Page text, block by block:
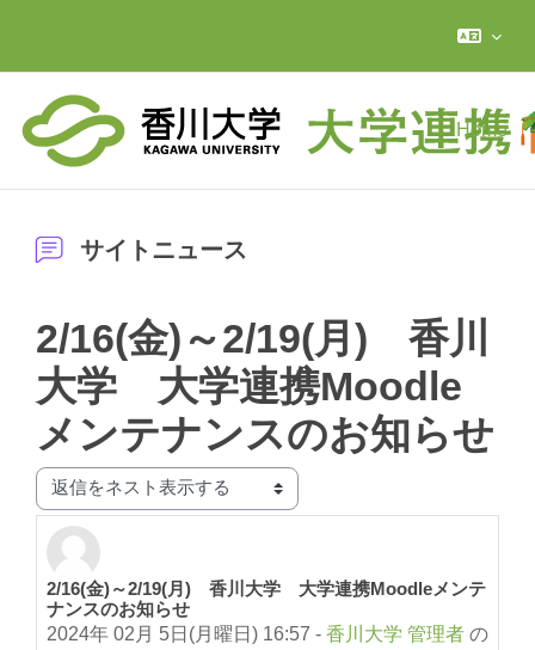
Home
サイトニュース
2/16(金)～2/19(月) 香川
大学 大学連携Moodle
メンテナンスのお知らせ
表示モード
2/16(金)～2/19(月) 香川大学 大学連携Moodleメンテ
ナンスのお知らせ
2024年 02月 5日(月曜日) 16:57 - 香川大学 管理者 の
返信数: 0